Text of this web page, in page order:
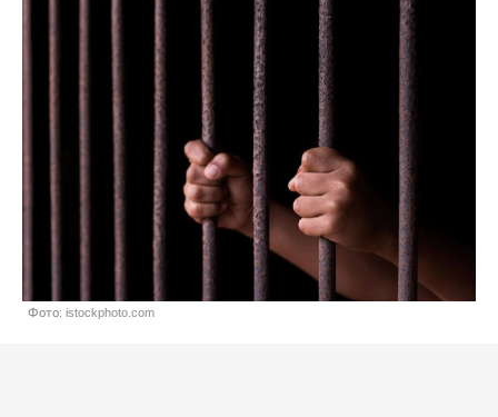
Фото: istockphoto.com